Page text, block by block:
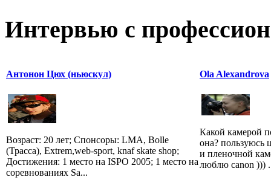
Интервью с
Антонон Цюх (ньюскул)
Возраст: 20 лет; Спонсоры: LMA, Bolle
(Трасса), Extrem,web-sport, knaf skate shop;
Достижения: 1 место на ISPO 2005; 1 место на
соревнованиях Sa...
Ola Alexandrova
Какой камерой
она? пользуюсь
и пленочной
люблю canon )))